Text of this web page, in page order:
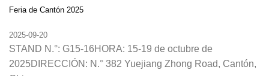
Feria de Cantón 2025
2025-09-20
STAND N.°: G15-16HORA: 15-19 de octubre de
2025DIRECCIÓN: N.° 382 Yuejiang Zhong Road, Cantón,